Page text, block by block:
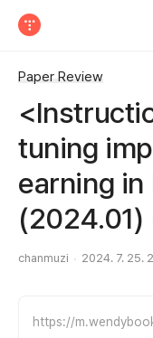
Paper Review
tuning
earning in
(2024.01)
chanmuzi 2024. 7. 25.
https://